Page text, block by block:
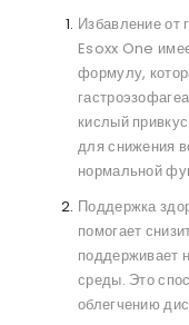
Избавление от
Esoxx One
формулу,
кислый
для снижения
нормальной
Поддержка
помогает
поддерживает
среды. Это
облегчению